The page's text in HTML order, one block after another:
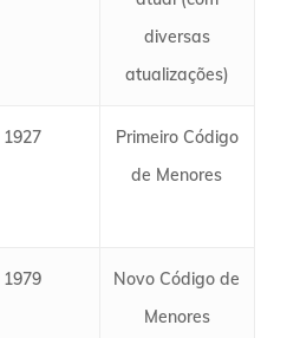
diversas
atualizações)
1927
Primeiro Código
de Menores
1979
Novo Código de
Menores